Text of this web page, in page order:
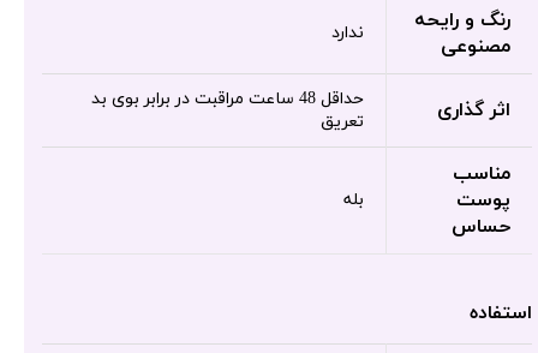
رنگ و رایحه
مصنوعی
ندارد
اثر گذاری
حداقل 48 ساعت مراقبت در برابر بوی بد
تعریق
مناسب
پوست
حساس
بله
استفاده